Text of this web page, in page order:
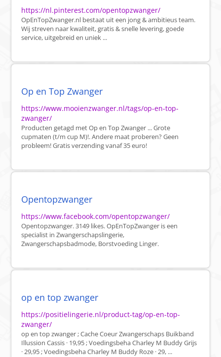
https://nl.pinterest.com/opentopzwanger/
OpEnTopZwanger.nl bestaat uit een jong & ambitieus team.
Wij streven naar kwaliteit, gratis & snelle levering, goede
service, uitgebreid en uniek ...
Op en Top Zwanger
https://www.mooienzwanger.nl/tags/op-en-top-
zwanger/
Producten getagd met Op en Top Zwanger ... Grote
cupmaten (t/m cup M)!. Andere maat proberen? Geen
probleem! Gratis verzending vanaf 35 euro!
Opentopzwanger
https://www.facebook.com/opentopzwanger/
Opentopzwanger. 3149 likes. OpEnTopZwanger is een
specialist in Zwangerschapslingerie,
Zwangerschapsbadmode, Borstvoeding Linger.
op en top zwanger
https://positielingerie.nl/product-tag/op-en-top-
zwanger/
op en top zwanger ; Cache Coeur Zwangerschaps Buikband
Illussion Cassis · 19,95 ; Voedingsbeha Charley M Buddy Grijs
· 29,95 ; Voedingsbeha Charley M Buddy Roze · 29, ...